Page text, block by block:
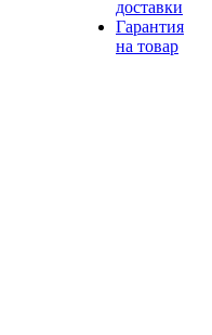
доставки
Гарантия
на товар